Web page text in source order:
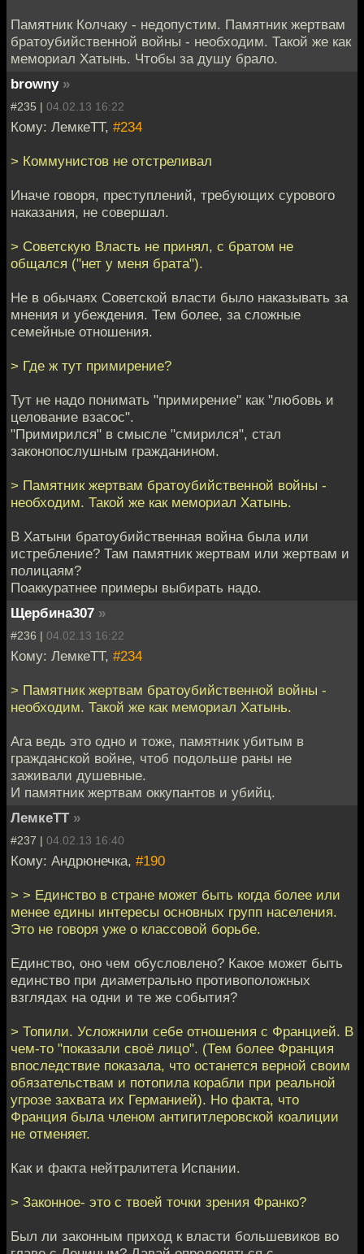
Памятник Колчаку - недопустим. Памятник жертвам
братоубийственной войны - необходим. Такой же как
мемориал Хатынь. Чтобы за душу брало.
browny »
#235 | 04.02.13 16:22
Кому: ЛемкеТТ, #234
> Коммунистов не отстреливал
Иначе говоря, преступлений, требующих сурового
наказания, не совершал.
> Советскую Власть не принял, с братом не
общался ("нет у меня брата").
Не в обычаях Советской власти было наказывать за
мнения и убеждения. Тем более, за сложные
семейные отношения.
> Где ж тут примирение?
Тут не надо понимать "примирение" как "любовь и
целование взасос".
"Примирился" в смысле "смирился", стал
законопослушным гражданином.
> Памятник жертвам братоубийственной войны -
необходим. Такой же как мемориал Хатынь.
В Хатыни братоубийственная война была или
истребление? Там памятник жертвам или жертвам и
полицаям?
Поаккуратнее примеры выбирать надо.
Щербина307 »
#236 | 04.02.13 16:22
Кому: ЛемкеТТ, #234
> Памятник жертвам братоубийственной войны -
необходим. Такой же как мемориал Хатынь.
Ага ведь это одно и тоже, памятник убитым в
гражданской войне, чтоб подольше раны не
заживали душевные.
И памятник жертвам оккупантов и убийц.
ЛемкеТТ »
#237 | 04.02.13 16:40
Кому: Андрюнечка, #190
> > Единство в стране может быть когда более или
менее едины интересы основных групп населения.
Это не говоря уже о классовой борьбе.
Единство, оно чем обусловлено? Какое может быть
единство при диаметрально противоположных
взглядах на одни и те же события?
> Топили. Усложнили себе отношения с Францией. В
чем-то "показали своё лицо". (Тем более Франция
впоследствие показала, что останется верной своим
обязательствам и потопила корабли при реальной
угрозе захвата их Германией). Но факта, что
Франция была членом антигитлеровской коалиции
не отменяет.
Как и факта нейтралитета Испании.
> Законное- это с твоей точки зрения Франко?
Был ли законным приход к власти большевиков во